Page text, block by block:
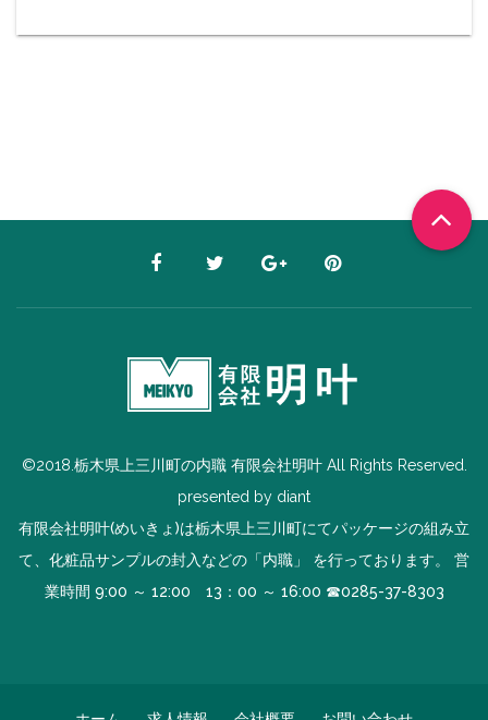
©2018.栃木県上三川町の内職 有限会社明叶 All Rights Reserved.
presented by diant
有限会社明叶(めいきょ)は栃木県上三川町にてパッケージの組み立
て、化粧品サンプルの封入などの「内職」 を行っております。 営
業時間 9:00 ～ 12:00 13：00 ～ 16:00 ☎0285-37-8303